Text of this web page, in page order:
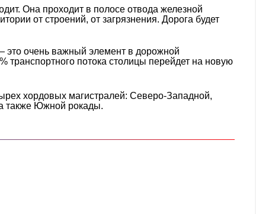
Она проходит в полосе отвода железной
от строений, от загрязнения. Дорога будет
это очень важный элемент в дорожной
транспортного потока столицы перейдет на новую
хордовых магистралей: Северо-Западной,
также Южной рокады.